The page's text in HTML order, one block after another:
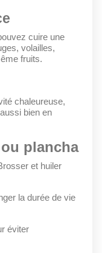
cuire une
volailles,
fruits.
chaleureuse,
bien en
plancha
et huiler
la durée de vie
éviter